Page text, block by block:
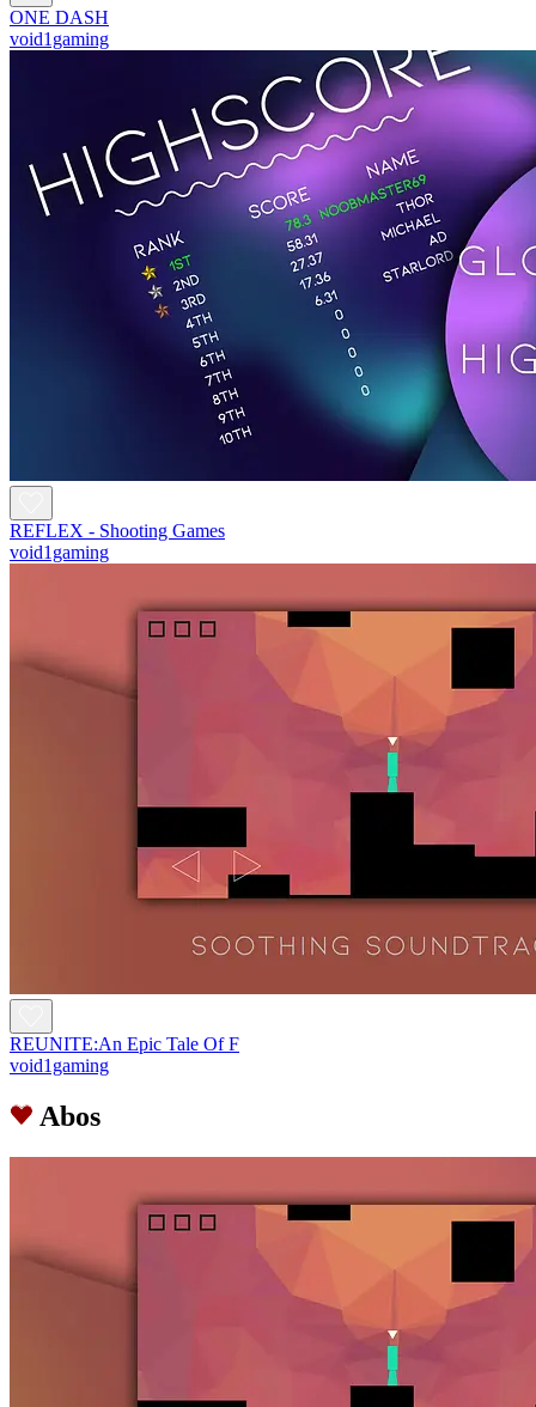
ONE DASH
void1gaming
REFLEX - Shooting Games
void1gaming
REUNITE:An Epic Tale Of F
void1gaming
Abos